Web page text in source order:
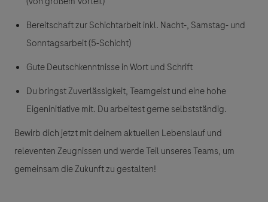
Bereitschaft zur Schichtarbeit inkl. Nacht-, Samstag- und
Sonntagsarbeit (5-Schicht)
Gute Deutschkenntnisse in Wort und Schrift
Du bringst Zuverlässigkeit, Teamgeist und eine hohe
Eigeninitiative mit. Du arbeitest gerne selbstständig.
Bewirb dich jetzt mit deinem aktuellen Lebenslauf und
releventen Zeugnissen und werde Teil unseres Teams, um
gemeinsam die Zukunft zu gestalten!